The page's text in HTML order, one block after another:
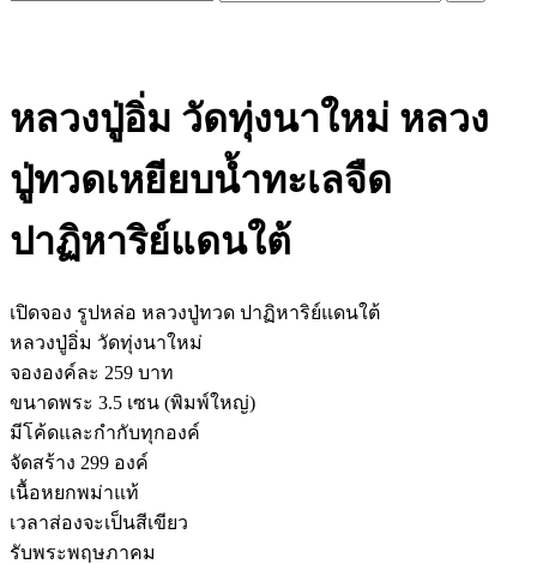
หลวงปู่อิ่ม วัดทุ่งนาใหม่ หลวง
ปู่ทวดเหยียบน้ำทะเลจืด
ปาฏิหาริย์แดนใต้
เปิดจอง รูปหล่อ หลวงปู่ทวด ปาฏิหาริย์แดนใต้
หลวงปู่อิ่ม วัดทุ่งนาใหม่
จององค์ละ 259 บาท
ขนาดพระ 3.5 เซน (พิมพ์ใหญ่)
มีโค้ดและกำกับทุกองค์
จัดสร้าง 299 องค์
เนื้อหยกพม่าแท้
เวลาส่องจะเป็นสีเขียว
รับพระพฤษภาคม